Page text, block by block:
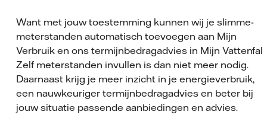
Want met jouw toestemming kunnen wij je slimme-
meterstanden automatisch toevoegen aan Mijn
Verbruik en ons termijnbedragadvies in Mijn Vattenfall.
Zelf meterstanden invullen is dan niet meer nodig.
Daarnaast krijg je meer inzicht in je energieverbruik,
een nauwkeuriger termijnbedragadvies en beter bij
jouw situatie passende aanbiedingen en advies.